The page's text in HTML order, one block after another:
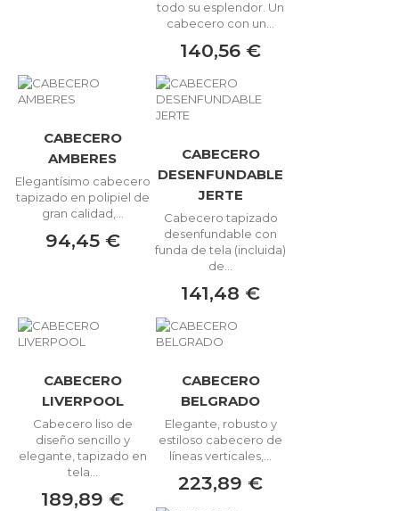
todo su esplendor. Un
cabecero con un...
140,56 €
CABECERO
AMBERES
Elegantísimo cabecero
tapizado en polipiel de
gran calidad,...
94,45 €
CABECERO
DESENFUNDABLE
JERTE
Cabecero tapizado
desenfundable con
funda de tela (incluida)
de...
141,48 €
CABECERO
LIVERPOOL
Cabecero liso de
diseño sencillo y
elegante, tapizado en
tela...
189,89 €
CABECERO
BELGRADO
Elegante, robusto y
estiloso cabecero de
líneas verticales,...
223,89 €